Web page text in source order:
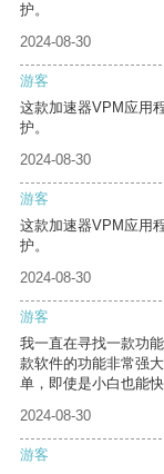
护。
2024-08-30
游客
这款加速器VPM应用
护。
2024-08-30
游客
这款加速器VPM应用
护。
2024-08-30
游客
我一直在寻找一款功
款软件的功能非常强
单，即使是小白也能快
2024-08-30
游客